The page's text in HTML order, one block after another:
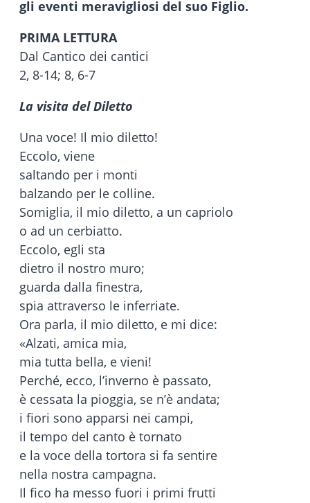
gli eventi meravigliosi del suo Figlio.
PRIMA LETTURA
Dal Cantico dei cantici
2, 8-14; 8, 6-7
La visita del Diletto
Una voce! Il mio diletto!
Eccolo, viene
saltando per i monti
balzando per le colline.
Somiglia, il mio diletto, a un capriolo
o ad un cerbiatto.
Eccolo, egli sta
dietro il nostro muro;
guarda dalla finestra,
spia attraverso le inferriate.
Ora parla, il mio diletto, e mi dice:
«Alzati, amica mia,
mia tutta bella, e vieni!
Perché, ecco, l’inverno è passato,
è cessata la pioggia, se n’è andata;
i fiori sono apparsi nei campi,
il tempo del canto è tornato
e la voce della tortora si fa sentire
nella nostra campagna.
Il fico ha messo fuori i primi frutti